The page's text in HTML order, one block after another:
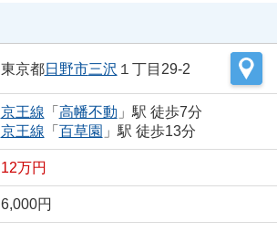
東京都日野市三沢 １丁目29-2
京王線 「 高幡不動 」駅 徒歩7分
京王線 「 百草園 」駅 徒歩13分
12万円
6,000円